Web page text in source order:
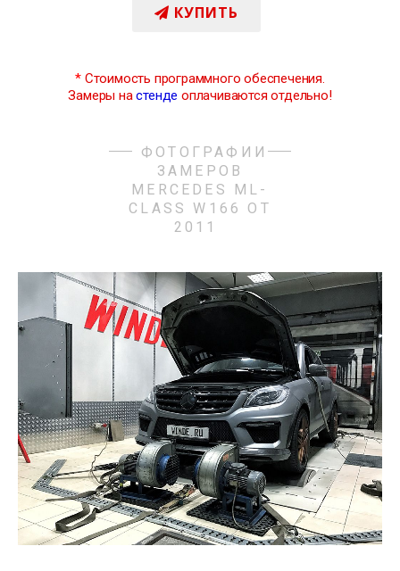
КУПИТЬ
* Стоимость программного обеспечения.
Замеры настенде оплачиваются отдельно!
ФОТОГРАФИИ
ЗАМЕРОВ
MERCEDES ML-
CLASS W166 ОТ
2011